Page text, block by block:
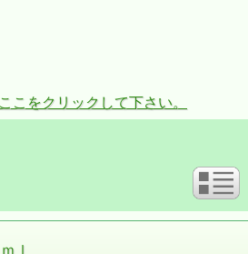
をクリックして下さい。
ｌ